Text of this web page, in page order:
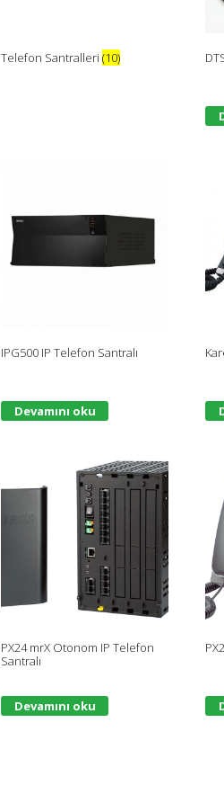
Telefon Santralleri(10)
IPG500 IP Telefon Santralı
Devamını oku
PX24 mrX Otonom IP Telefon
Santralı
Devamını oku